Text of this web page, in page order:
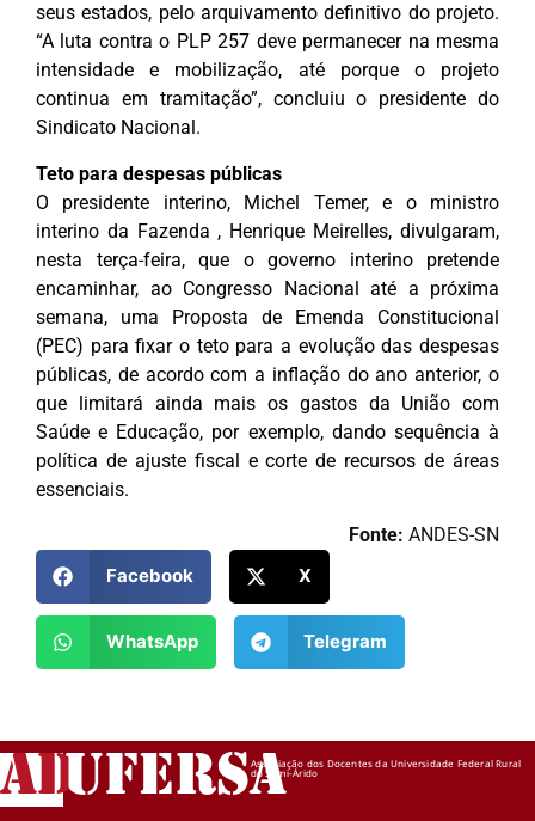
seus estados, pelo arquivamento definitivo do projeto.
“A luta contra o PLP 257 deve permanecer na mesma
intensidade e mobilização, até porque o projeto
continua em tramitação”, concluiu o presidente do
Sindicato Nacional.
Teto para despesas públicas
O presidente interino, Michel Temer, e o ministro
interino da Fazenda , Henrique Meirelles, divulgaram,
nesta terça-feira, que o governo interino pretende
encaminhar, ao Congresso Nacional até a próxima
semana, uma Proposta de Emenda Constitucional
(PEC) para fixar o teto para a evolução das despesas
públicas, de acordo com a inflação do ano anterior, o
que limitará ainda mais os gastos da União com
Saúde e Educação, por exemplo, dando sequência à
política de ajuste fiscal e corte de recursos de áreas
essenciais.
Fonte: ANDES-SN
Facebook
X
WhatsApp Telegram
ADUFERSAAssociação dos Docentes da Universidade Federal Rural
do Semi-Árido